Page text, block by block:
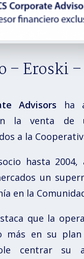
– Eroski
Advisors ha
la venta de
a la
hasta 2004,
un
en la
que la
más en su plan
centrar su